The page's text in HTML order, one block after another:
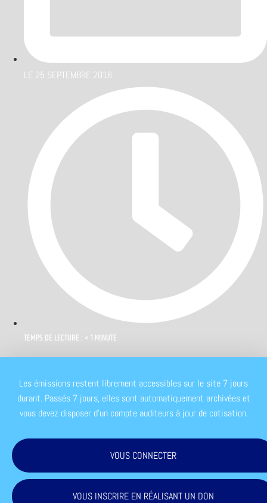
LE 25 SEPTEMBRE 2016
TEMPS DE LECTURE : < 1 MINUTE
Les émissions restent librement accessibles sur le site 7 jours
durant. Passés 7 jours, elles sont automatiquement archivées et
vous devez disposer d'un compte auditeurs à jour de cotisation.
VOUS CONNECTER
VOUS INSCRIRE EN RÉALISANT UN DON